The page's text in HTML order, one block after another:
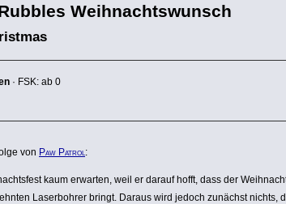
Weihnachtswunsch
· FSK: ab 0
von Paw Patrol:
kaum erwarten, weil er darauf hofft, dass der
Laser­bohrer bringt. Daraus wird jedoch zunächst nichts,